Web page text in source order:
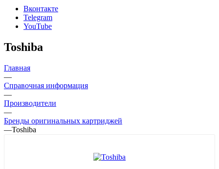
Вконтакте
Telegram
YouTube
Toshiba
Главная
—
Справочная информация
—
Производители
—
Бренды оригинальных картриджей
—Toshiba